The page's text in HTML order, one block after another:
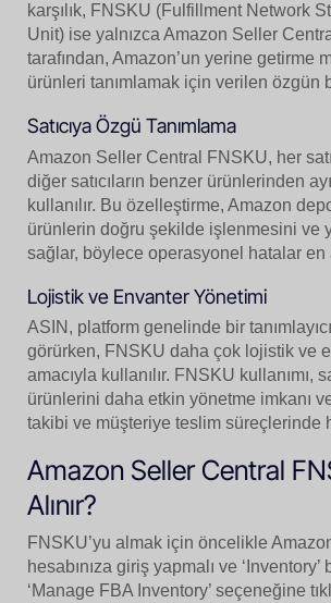
karşılık, FNSKU (Fulfillment Network
Unit) ise yalnızca Amazon Seller
tarafından, Amazon’un yerine getirme
ürünleri tanımlamak için verilen özgün
Satıcıya Özgü Tanımlama
Amazon Seller Central FNSKU, her
diğer satıcıların benzer ürünlerinden
kullanılır. Bu özelleştirme, Amazon
ürünlerin doğru şekilde işlenmesini ve
sağlar, böylece operasyonel hatalar en
Lojistik ve Envanter Yönetimi
ASIN, platform genelinde bir
görürken, FNSKU daha çok lojistik ve
amacıyla kullanılır. FNSKU kullanımı,
ürünlerini daha etkin yönetme imkanı
takibi ve müşteriye teslim süreçlerinde
Amazon Seller Central
Alınır?
FNSKU’yu almak için öncelikle
hesabınıza giriş yapmalı ve
‘Manage FBA Inventory’ seçeneğine